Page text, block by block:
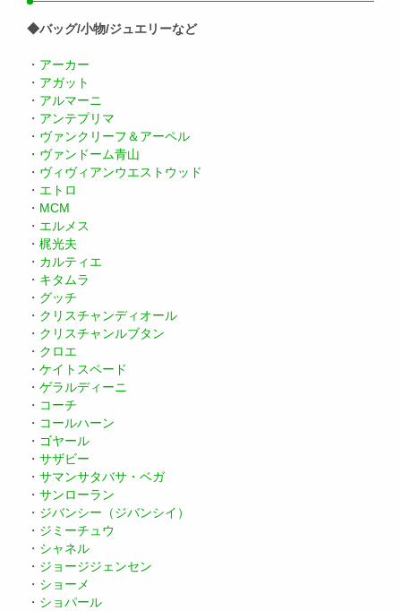
◆バッグ/小物/ジュエリーなど
・ アーカー
・ アガット
・ アルマーニ
・ アンテプリマ
・ ヴァンクリーフ＆アーペル
・ ヴァンドーム青山
・ ヴィヴィアンウエストウッド
・ エトロ
・ MCM
・ エルメス
・ 梶光夫
・ カルティエ
・ キタムラ
・ グッチ
・ クリスチャンディオール
・ クリスチャンルブタン
・ クロエ
・ ケイトスペード
・ ゲラルディーニ
・ コーチ
・ コールハーン
・ ゴヤール
・ サザビー
・ サマンサタバサ・ベガ
・ サンローラン
・ ジバンシー（ジバンシイ）
・ ジミーチュウ
・ シャネル
・ ジョージジェンセン
・ ショーメ
・ ショパール